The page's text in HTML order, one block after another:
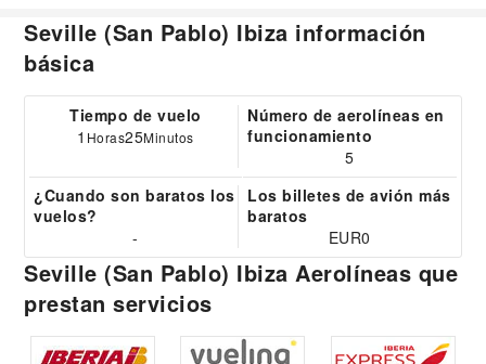
Seville (San Pablo) Ibiza información
básica
Tiempo de vuelo
1 Horas25Minutos
Número de aerolíneas en
funcionamiento
5
¿Cuando son baratos los
vuelos?
-
Los billetes de avión más
baratos
EUR0
Seville (San Pablo) Ibiza Aerolíneas que
prestan servicios